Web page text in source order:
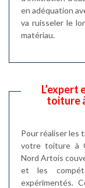
en adéquation
va ruisseler le
matériau.
toiture
Pour réaliser les
votre toiture à
Nord Artois
et les
expérimentés.